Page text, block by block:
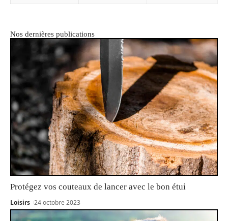
Nos dernières publications
Protégez vos couteaux de lancer avec le bon étui
Loisirs 24 octobre 2023